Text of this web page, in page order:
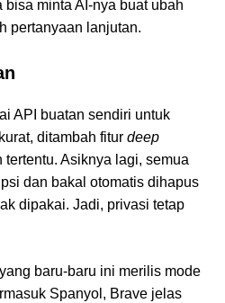
minta AI-nya buat ubah
pertanyaan lanjutan.
API buatan sendiri untuk
ditambah fitur deep
tertentu. Asiknya lagi, semua
dan bakal otomatis dihapus
dipakai. Jadi, privasi tetap
baru-baru ini merilis mode
Spanyol, Brave jelas